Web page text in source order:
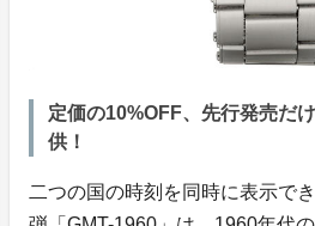
定価の10%OFF、先行発売だ
供！
二つの国の時刻を同時に表示で